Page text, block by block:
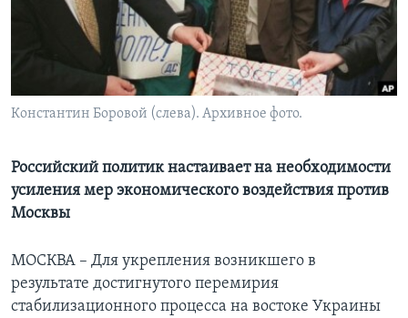
Learning English
СОЦИАЛЬНЫЕ СЕТИ
Языки
Константин Боровой (слева). Архивное фото.
Российский политик настаивает на необходимости
усиления мер экономического воздействия против
Москвы
МОСКВА – Для укрепления возникшего в
результате достигнутого перемирия
стабилизационного процесса на востоке Украины